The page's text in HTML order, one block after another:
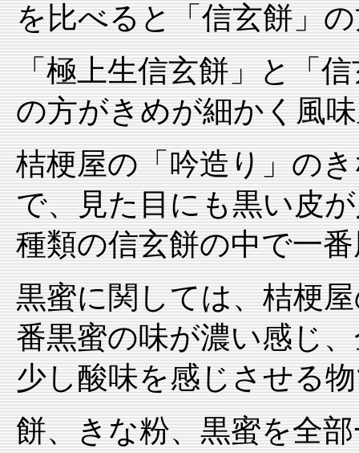
を比べると「信玄餅」
「極上生信玄餅」と「
の方がきめが細かく風
桔梗屋の「吟造り」の
で、見た目にも黒い皮
種類の信玄餅の中で一
黒蜜に関しては、桔梗
番黒蜜の味が濃い感じ
少し酸味を感じさせる
餅、きな粉、黒蜜を全